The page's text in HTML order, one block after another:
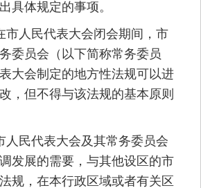
具体规定的事项。
人民代表大会闭会期间，市
委员会（以下简称常务委员
大会制定的地方性法规可以进
，但不得与该法规的基本原则
民代表大会及其常务委员会
发展的需要，与其他设区的市
规，在本行政区域或者有关区